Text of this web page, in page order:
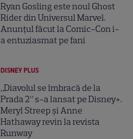
Ryan Gosling este noul Ghost
Rider din Universul Marvel.
Anunțul făcut la Comic-Con i-
a entuziasmat pe fani
DISNEY PLUS
„Diavolul se îmbracă de la
Prada 2” s-a lansat pe Disney+.
Meryl Streep și Anne
Hathaway revin la revista
Runway